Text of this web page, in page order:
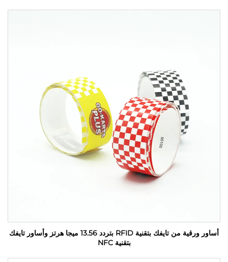
أساور ورقية من تايفك بتقنية RFID بتردد 13.56 ميجا هرتز وأساور تايفك
بتقنية NFC